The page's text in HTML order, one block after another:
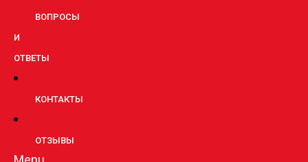
ВОПРОСЫ
И
ОТВЕТЫ
КОНТАКТЫ
ОТЗЫВЫ